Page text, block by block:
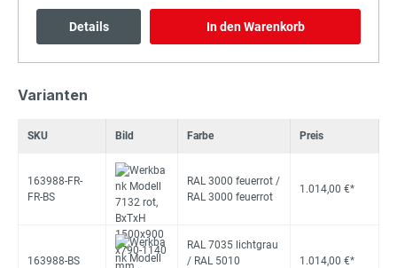
Details In den Warenkorb
Varianten
SKU Bild Farbe Preis
163988-FR-
FR-BS
RAL 3000 feuerrot /
RAL 3000 feuerrot
1.014,00 €*
163988-BS
RAL 7035 lichtgrau
/ RAL 5010
1.014,00 €*